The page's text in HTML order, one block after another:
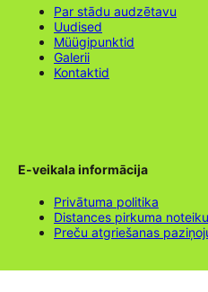
Par stādu audzētavu
Uudised
Müügipunktid
Galerii
Kontaktid
E-veikala informācija
Privātuma politika
Distances pirkuma
Preču atgriešanas